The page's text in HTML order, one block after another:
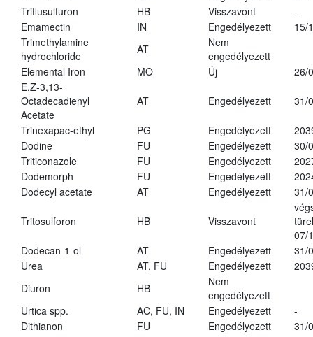
Triflusulfuron
HB Visszavont
-
Emamectin
IN Engedélyezett
15/
Trimethylamine
hydrochloride
AT
Nem
engedélyezett
Elemental Iron
MO Új
26/
E,Z-3,13-
Octadecadienyl
Acetate
AT Engedélyezett 31/
Trinexapac-ethyl PG Engedélyezett
Dodine
FU Engedélyezett
30/
Triticonazole
FU Engedélyezett
Dodemorph
FU Engedélyezett
Dodecyl acetate
AT Engedélyezett 31/
Tritosulforon HB Visszavont
07/
Dodecan-1-ol
AT Engedélyezett
31/
Urea
AT, FU Engedélyezett
Diuron
HB
Nem
engedélyezett
Urtica spp.
AC, FU, IN Engedélyezett
-
Dithianon
FU Engedélyezett
31/